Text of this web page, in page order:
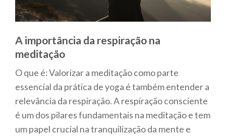
A importância da respiração na
meditação
O que é: Valorizar a meditação como parte
essencial da prática de yoga é também entender a
relevância da respiração. A respiração consciente
é um dos pilares fundamentais na meditação e tem
um papel crucial na tranquilização da mente e